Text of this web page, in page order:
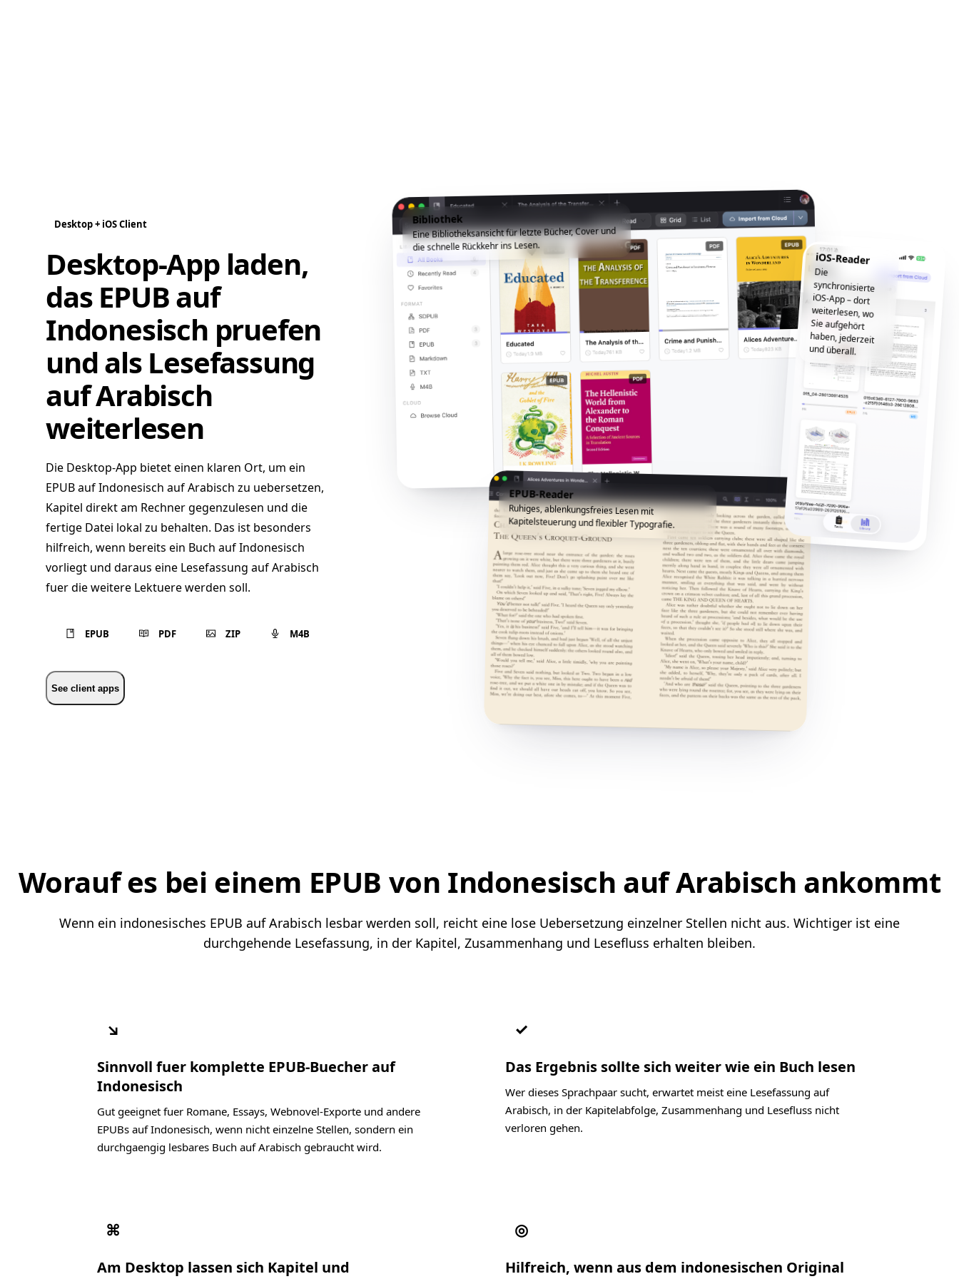
Desktop + iOS Client
Desktop-App laden,
das EPUB auf
Indonesisch pruefen
und als Lesefassung
auf Arabisch
weiterlesen
Die Desktop-App bietet einen klaren Ort, um ein
EPUB auf Indonesisch auf Arabisch zu uebersetzen,
Kapitel direkt am Rechner gegenzulesen und die
fertige Datei lokal zu behalten. Das ist besonders
hilfreich, wenn bereits ein Buch auf Indonesisch
vorliegt und daraus eine Lesefassung auf Arabisch
fuer die weitere Lektuere werden soll.
EPUB PDF ZIP M4B
See client apps
Bibliothek
Eine Bibliotheksansicht für letzte Bücher, Cover und
die schnelle Rückkehr ins Lesen.
EPUB-Reader
Ruhiges, ablenkungsfreies Lesen mit
Kapitelsteuerung und flexibler Typografie.
iOS-Reader
Die
synchronisierte
iOS-App – dort
weiterlesen, wo
Sie aufgehört
haben, jederzeit
und überall.
Worauf es bei einem EPUB von Indonesisch auf Arabisch ankommt
Wenn ein indonesisches EPUB auf Arabisch lesbar werden soll, reicht eine lose Uebersetzung einzelner Stellen nicht aus. Wichtiger ist eine
durchgehende Lesefassung, in der Kapitel, Zusammenhang und Lesefluss erhalten bleiben.
↘
Sinnvoll fuer komplette EPUB-Buecher auf
Indonesisch
Gut geeignet fuer Romane, Essays, Webnovel-Exporte und andere
EPUBs auf Indonesisch, wenn nicht einzelne Stellen, sondern ein
durchgaengig lesbares Buch auf Arabisch gebraucht wird.
✓
Das Ergebnis sollte sich weiter wie ein Buch lesen
Wer dieses Sprachpaar sucht, erwartet meist eine Lesefassung auf
Arabisch, in der Kapitelabfolge, Zusammenhang und Lesefluss nicht
verloren gehen.
⌘
Am Desktop lassen sich Kapitel und
◎
Hilfreich, wenn aus dem indonesischen Original